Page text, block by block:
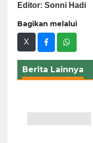
Editor: Sonni Hadi
Bagikan melalui
X
Berita Lainnya